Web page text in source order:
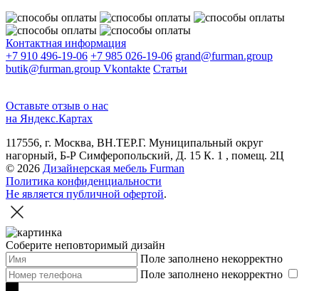
Контактная информация
+7 910 496-19-06 +7 985 026-19-06 grand@furman.group
butik@furman.group Vkontakte Статьи
Оставьте отзыв о нас
на Яндекс.Картах
117556, г. Москва, ВН.ТЕР.Г. Муниципальный округ
нагорный, Б-Р Симферопольский, Д. 15 К. 1 , помещ. 2Ц
© 2026 Дизайнерская мебель Furman
Политика конфиденциальности
Не является публичной офертой.
Соберите неповторимый дизайн
Поле заполнено некорректно
Поле заполнено некорректно